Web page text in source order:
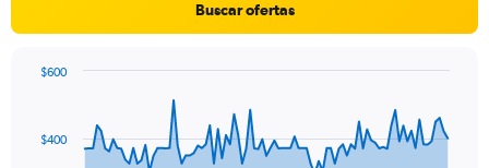
axis
values.
to
Buscar ofertas
data
$400
$600